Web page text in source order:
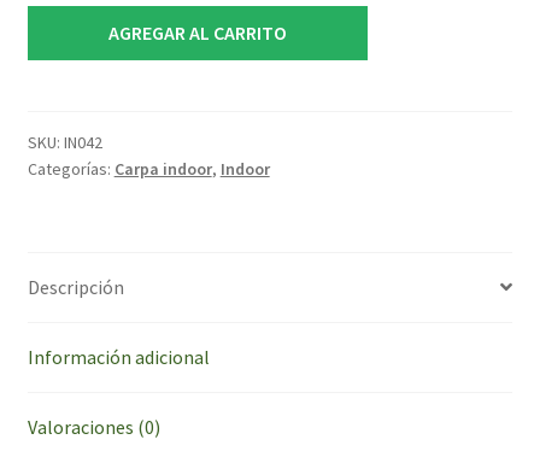
ECO
cantidad
AGREGAR AL CARRITO
SKU: IN042
Categorías: Carpa indoor, Indoor
Descripción
Información adicional
Valoraciones (0)